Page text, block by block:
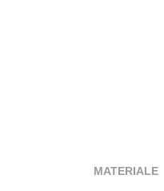
MATERIALE